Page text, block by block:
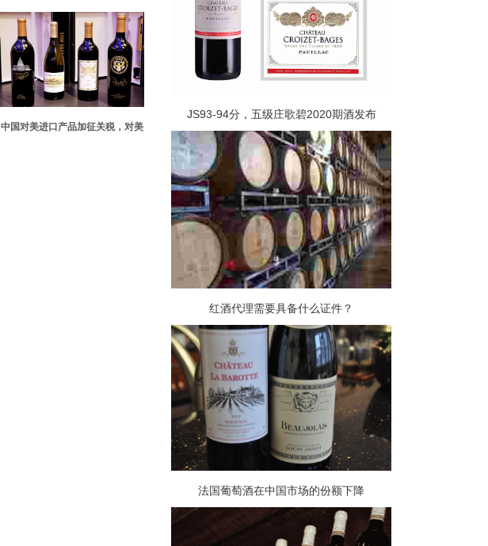
中国对美进口产品加征关税，对美
JS93-94分，五级庄歌碧2020期酒发布
红酒代理需要具备什么证件？
法国葡萄酒在中国市场的份额下降